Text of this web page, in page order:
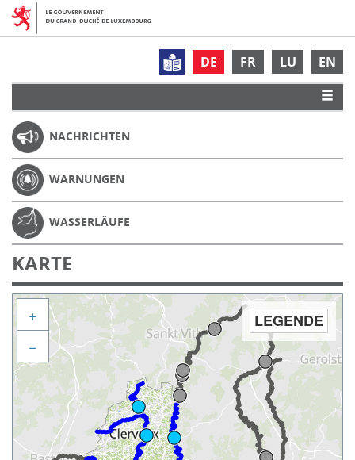
DE FR LU EN
NACHRICHTEN
WARNUNGEN
WASSERLÄUFE
KARTE
LEGENDE
+
−